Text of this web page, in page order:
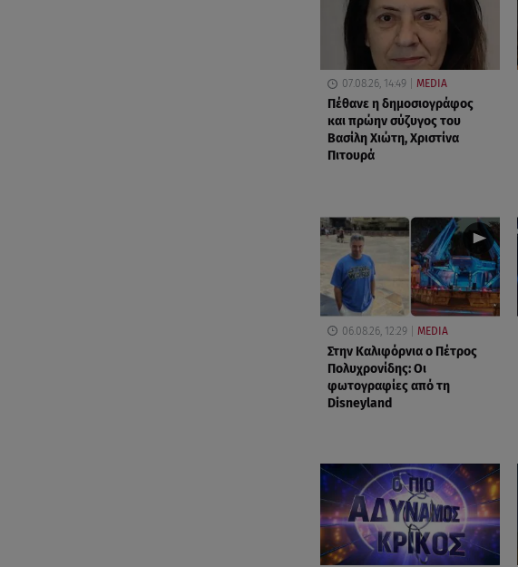
07.08.26, 14:49 MEDIA
Πέθανε η δημοσιογράφος
και πρώην σύζυγος του
Βασίλη Χιώτη, Χριστίνα
Πιτουρά
06.08.26, 12:29 MEDIA
Στην Καλιφόρνια ο Πέτρος
Πολυχρονίδης: Οι
φωτογραφίες από τη
Disneyland